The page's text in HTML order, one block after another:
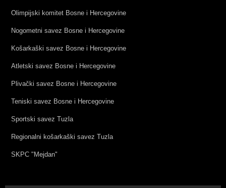
Olimpijski komitet Bosne i Hercegovine
Nogometni savez Bosne i Hercegovine
Košarkaški savez Bosne i Hercegovine
Atletski savez Bosne i Hercegovine
Plivački savez Bosne i Hercegovine
Teniski savez Bosne i Hercegovine
Sportski savez Tuzla
Regionalni košarkaški savez Tuzla
SKPC "Mejdan"